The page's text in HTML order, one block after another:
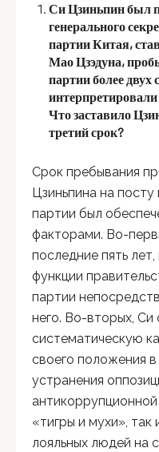
Си Цзиньпин был
генерального
партии Китая,
Мао Цзэдуна,
партии более
Что заставило
третий срок?
Срок пребывания
Цзиньпина на посту
партии был
факторами. Во-
последние пять
функции
партии
него. Во-вторых, Си
систематическую
своего положения
устранения
«тигры и мухи»,
лояльных людей на